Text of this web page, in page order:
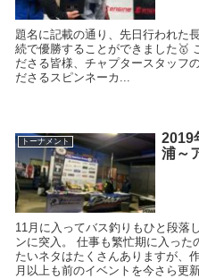
題名に記載の通り、先日行われた
続で優勝することができました🥇
ださる皆様、チャプタースタッフ
ださるスピンネーカ...
トーナメント
2019
浦～
11月に入ってバス釣りもひと段落
ンに突入。 仕事も繁忙期に入っ
たいネタはたくさんありますが、
月以上も前のイベントを今さら更新